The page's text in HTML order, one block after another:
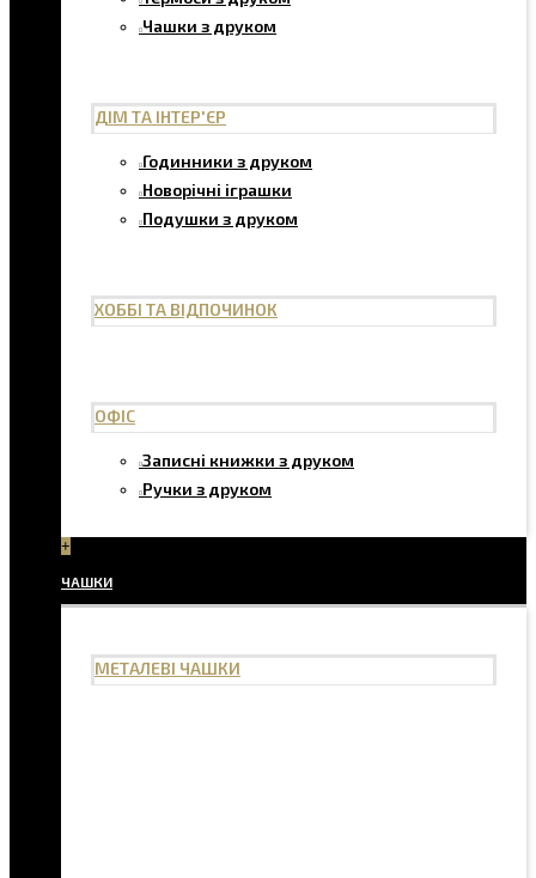
Чашки з друком
ДІМ ТА ІНТЕР'ЄР
Годинники з друком
Новорічні іграшки
Подушки з друком
ХОББІ ТА ВІДПОЧИНОК
ОФІС
Записні книжки з друком
Ручки з друком
+
ЧАШКИ
МЕТАЛЕВІ ЧАШКИ